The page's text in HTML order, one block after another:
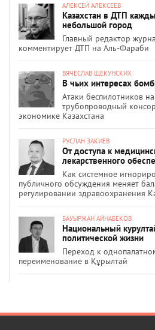
АЛЕКСЕЙ АЛЕКСЕЕВ
Казахстан в ДТП
небольшой город
Главный редактор
комментирует ДТП на Аль-Фараби
ВЯЧЕСЛАВ ЩЕКУНСКИХ
В чьих интересах
Атаки беспилотников
трубопроводный
экономике Казахстана
РУСЛАН ЗАКИЕВ
От доступа к
лекарственного
Как системное
публичного обсуждения меняет
регулировании здравоохранения
БАУЫРЖАН АЙНАБЕКОВ
Национальный
политической жизни
Переход к
переименование в Құрылтай